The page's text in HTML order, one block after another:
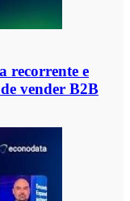
recorrente e
vender B2B